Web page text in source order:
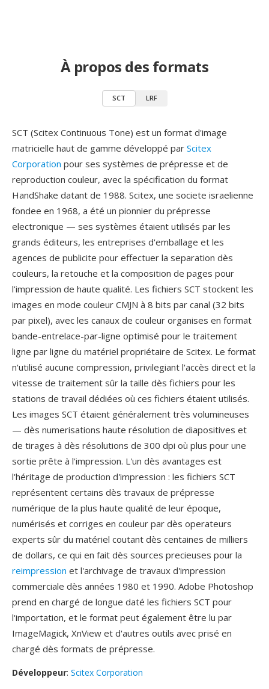
À propos des formats
SCT LRF
SCT (Scitex Continuous Tone) est un format d'image
matricielle haut de gamme développé par Scitex
Corporation pour ses systèmes de prépresse et de
reproduction couleur, avec la spécification du format
HandShake datant de 1988. Scitex, une societe israelienne
fondee en 1968, a été un pionnier du prépresse
electronique — ses systèmes étaient utilisés par les
grands éditeurs, les entreprises d'emballage et les
agences de publicite pour effectuer la separation dès
couleurs, la retouche et la composition de pages pour
l'impression de haute qualité. Les fichiers SCT stockent les
images en mode couleur CMJN à 8 bits par canal (32 bits
par pixel), avec les canaux de couleur organises en format
bande-entrelace-par-ligne optimisé pour le traitement
ligne par ligne du matériel propriétaire de Scitex. Le format
n'utilisé aucune compression, privilegiant l'accès direct et la
vitesse de traitement sûr la taille dès fichiers pour les
stations de travail dédiées où ces fichiers étaient utilisés.
Les images SCT étaient généralement très volumineuses
— dès numerisations haute résolution de diapositives et
de tirages à dès résolutions de 300 dpi où plus pour une
sortie prête à l'impression. L'un dès avantages est
l'héritage de production d'impression : les fichiers SCT
représentent certains dès travaux de prépresse
numérique de la plus haute qualité de leur époque,
numérisés et corriges en couleur par dès operateurs
experts sûr du matériel coutant dès centaines de milliers
de dollars, ce qui en fait dès sources precieuses pour la
reimpression et l'archivage de travaux d'impression
commerciale dès années 1980 et 1990. Adobe Photoshop
prend en chargé de longue daté les fichiers SCT pour
l'importation, et le format peut également être lu par
ImageMagick, XnView et d'autres outils avec prisé en
chargé dès formats de prépresse.
Développeur: Scitex Corporation